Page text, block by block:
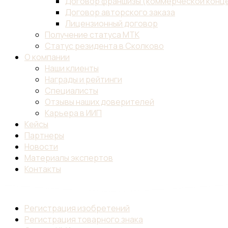
Договор авторского заказа
Лицензионный договор
Получение статуса МТК
Статус резидента в Сколково
О компании
Наши клиенты
Награды и рейтинги
Специалисты
Отзывы наших доверителей
Карьера в ИИП
Кейсы
Партнеры
Новости
Материалы экспертов
Контакты
Регистрация изобретений
Регистрация товарного знака